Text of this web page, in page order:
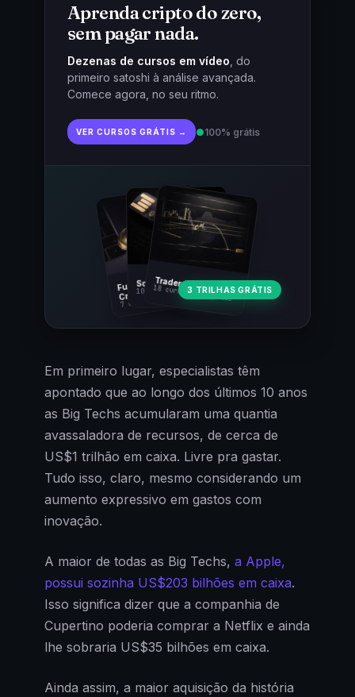
Aprenda cripto do zero,
sem pagar nada.
Dezenas de cursos em vídeo , do
primeiro satoshi à análise avançada.
Comece agora, no seu ritmo.
VER CURSOS GRÁTIS → ●100% grátis
Fundamentos
Cripto
7 cursos · 31 aulas
Trader Cripto
18 cursos · 80 aulas
Soberania Bitcoin
10 cursos · 44 aulas3 TRILHAS GRÁTIS
Em primeiro lugar, especialistas têm
apontado que ao longo dos últimos 10 anos
as Big Techs acumularam uma quantia
avassaladora de recursos, de cerca de
US$1 trilhão em caixa. Livre pra gastar.
Tudo isso, claro, mesmo considerando um
aumento expressivo em gastos com
inovação.
A maior de todas as Big Techs, a Apple,
possui sozinha US$203 bilhões em caixa.
Isso significa dizer que a companhia de
Cupertino poderia comprar a Netflix e ainda
lhe sobraria US$35 bilhões em caixa.
Ainda assim, a maior aquisição da história